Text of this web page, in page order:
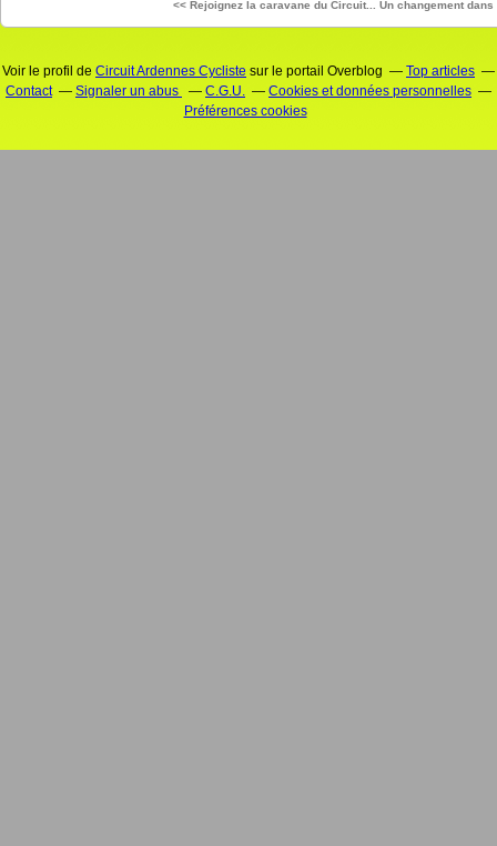
<< Rejoignez la caravane du Circuit... Un changement
Voir le profil de Circuit Ardennes Cycliste sur le portail Overblog
Top articles
Contact
Signaler un abus C.G.U.
Cookies et données personnelles
Préférences cookies